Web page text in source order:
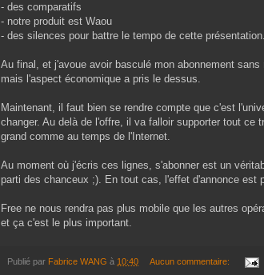
- des comparatifs
- notre produit est Waou
- des silences pour battre le tempo de cette présentation.
Au final, et j'avoue avoir basculé mon abonnement
mais l'aspect économique a pris le dessus.
Maintenant, il faut bien se rendre compte que c'est
changer. Au delà de l'offre, il va falloir supporter tout ce
grand comme au temps de l'Internet.
Au moment où j'écris ces lignes, s'abonner est un
parti des chanceux ;). En tout cas, l'effet d'annonce est
Free ne nous rendra pas plus mobile que les autres
et ça c'est le plus important.
Publié par Fabrice WANG à 10:40 Aucun commentaire: